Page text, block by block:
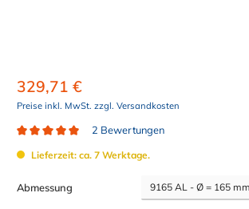
329,71 €
Preise inkl. MwSt. zzgl. Versandkosten
2 Bewertungen
Lieferzeit: ca. 7 Werktage.
Abmessung